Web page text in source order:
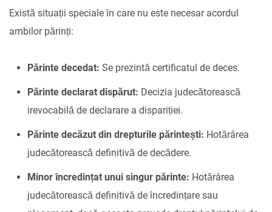
Există situații speciale în care nu este necesar acordul
ambilor părinți:
Părinte decedat: Se prezintă certificatul de deces.
Părinte declarat dispărut: Decizia judecătorească
irevocabilă de declarare a dispariției.
Părinte decăzut din drepturile părintești: Hotărârea
judecătorească definitivă de decădere.
Minor încredințat unui singur părinte: Hotărârea
judecătorească definitivă de încredințare sau